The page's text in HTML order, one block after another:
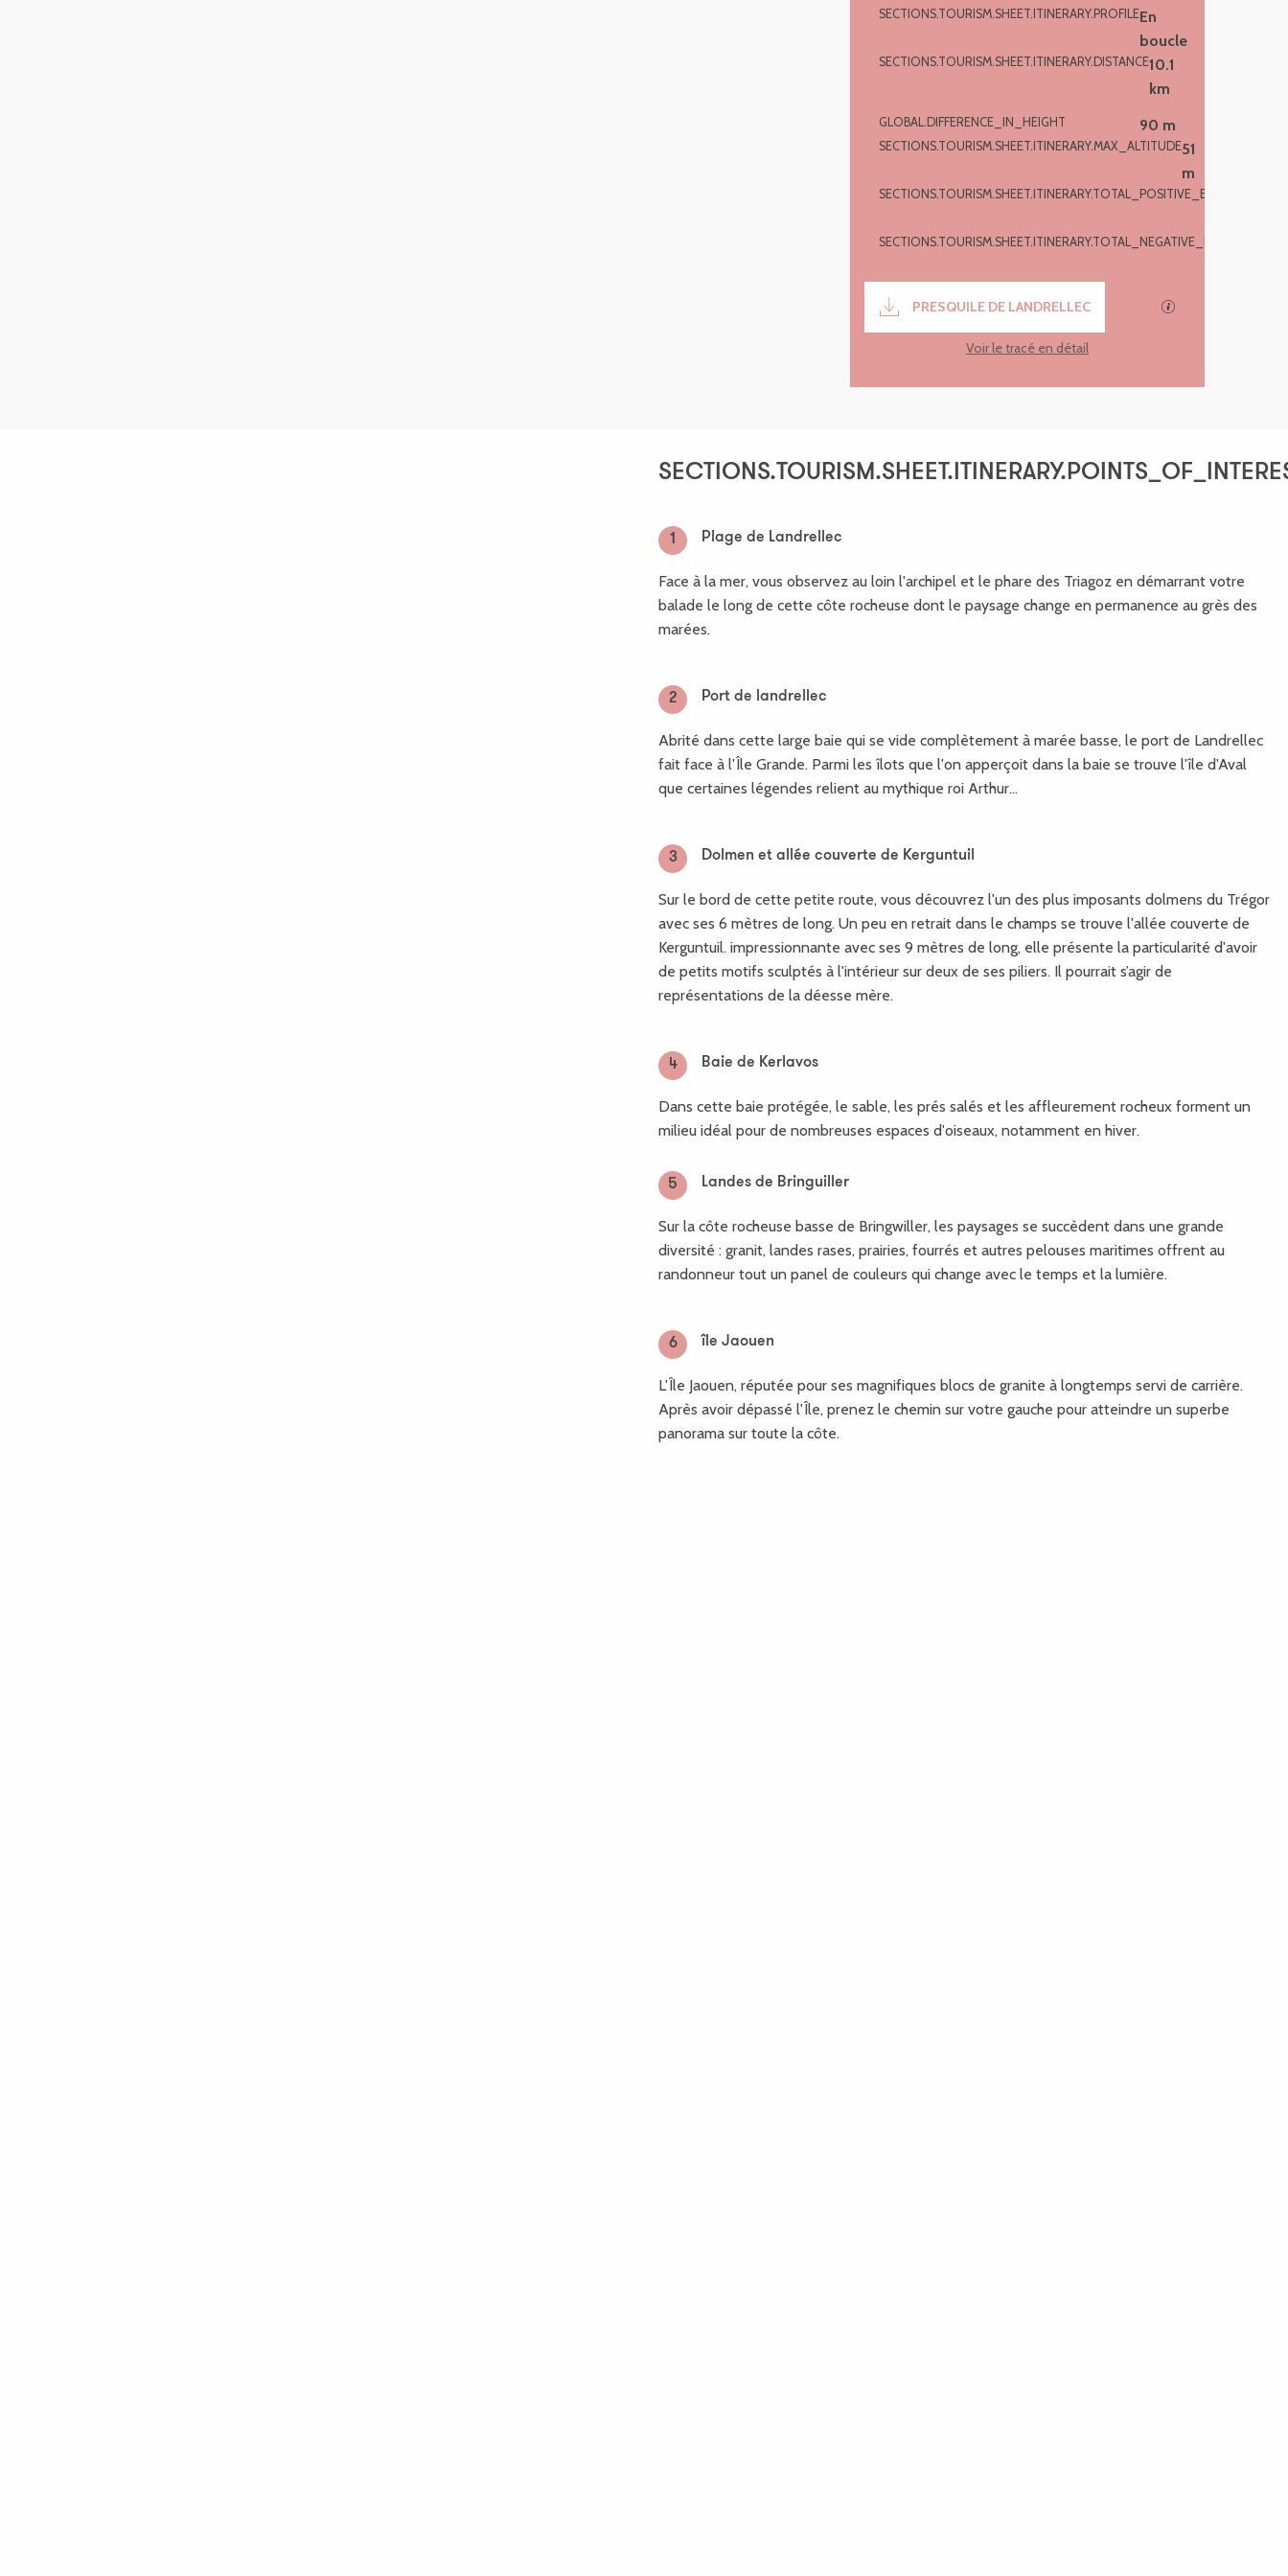
SECTIONS.TOURISM.SHEET.ITINERARY.PROFILEEn
boucle
SECTIONS.TOURISM.SHEET.ITINERARY.DISTANCE10.1
km
GLOBAL.DIFFERENCE_IN_HEIGHT 90 m
SECTIONS.TOURISM.SHEET.ITINERARY.MAX_ALTITUDE51
m
SECTIONS.TOURISM.SHEET.ITINERARY.TOTAL_POSITIVE_ELEVATION
SECTIONS.TOURISM.SHEET.ITINERARY.TOTAL_NEGATIVE_ELEVATION
Documentation
PRESQUILE DE LANDRELLEC
Voir le tracé en détail
SECTIONS.TOURISM.SHEET.ITINERARY.POINTS_OF_INTEREST
1 Plage de Landrellec
Face à la mer, vous observez au loin l'archipel et le phare des Triagoz en démarrant votre
balade le long de cette côte rocheuse dont le paysage change en permanence au grès des
marées.
2 Port de landrellec
Abrité dans cette large baie qui se vide complètement à marée basse, le port de Landrellec
fait face à l'Île Grande. Parmi les îlots que l'on apperçoit dans la baie se trouve l'île d'Aval
que certaines légendes relient au mythique roi Arthur...
3 Dolmen et allée couverte de Kerguntuil
Sur le bord de cette petite route, vous découvrez l'un des plus imposants dolmens du Trégor
avec ses 6 mètres de long. Un peu en retrait dans le champs se trouve l'allée couverte de
Kerguntuil. impressionnante avec ses 9 mètres de long, elle présente la particularité d'avoir
de petits motifs sculptés à l'intérieur sur deux de ses piliers. Il pourrait s’agir de
représentations de la déesse mère.
4 Baie de Kerlavos
Dans cette baie protégée, le sable, les prés salés et les affleurement rocheux forment un
milieu idéal pour de nombreuses espaces d'oiseaux, notamment en hiver.
5 Landes de Bringuiller
Sur la côte rocheuse basse de Bringwiller, les paysages se succèdent dans une grande
diversité : granit, landes rases, prairies, fourrés et autres pelouses maritimes offrent au
randonneur tout un panel de couleurs qui change avec le temps et la lumière.
6 île Jaouen
L'Île Jaouen, réputée pour ses magnifiques blocs de granite à longtemps servi de carrière.
Après avoir dépassé l'Île, prenez le chemin sur votre gauche pour atteindre un superbe
panorama sur toute la côte.